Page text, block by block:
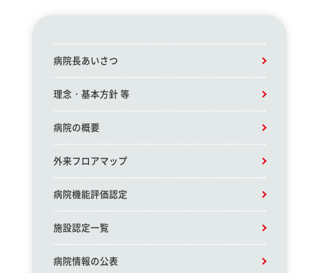
病院長あいさつ
理念・基本方針 等
病院の概要
外来フロアマップ
病院機能評価認定
施設認定一覧
病院情報の公表